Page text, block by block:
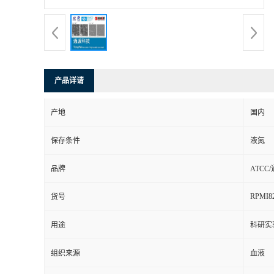
产品详请
产地 国内
保存条件 液氮
品牌 ATCC/
货号
用途 科研实
组织来源 血液